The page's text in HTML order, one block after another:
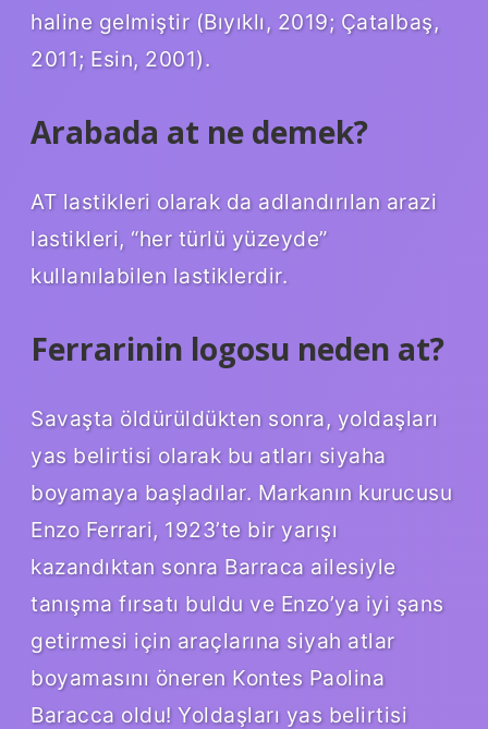
haline gelmiştir (Bıyıklı, 2019; Çatalbaş,
2011; Esin, 2001).
Arabada at ne demek?
AT lastikleri olarak da adlandırılan arazi
lastikleri, “her türlü yüzeyde”
kullanılabilen lastiklerdir.
Ferrarinin logosu neden at?
Savaşta öldürüldükten sonra, yoldaşları
yas belirtisi olarak bu atları siyaha
boyamaya başladılar. Markanın kurucusu
Enzo Ferrari, 1923’te bir yarışı
kazandıktan sonra Barraca ailesiyle
tanışma fırsatı buldu ve Enzo’ya iyi şans
getirmesi için araçlarına siyah atlar
boyamasını öneren Kontes Paolina
Baracca oldu! Yoldaşları yas belirtisi